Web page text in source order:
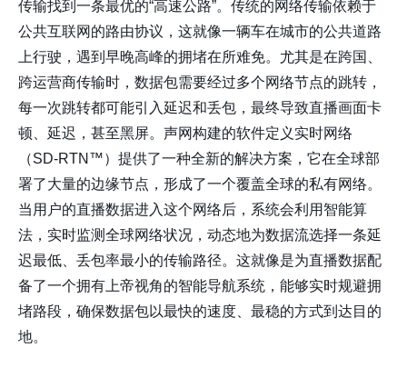
传输找到一条最优的“高速公路”。传统的网络传输依赖于
公共互联网的路由协议，这就像一辆车在城市的公共道路
上行驶，遇到早晚高峰的拥堵在所难免。尤其是在跨国、
跨运营商传输时，数据包需要经过多个网络节点的跳转，
每一次跳转都可能引入延迟和丢包，最终导致直播画面卡
顿、延迟，甚至黑屏。声网构建的软件定义实时网络
（SD-RTN™）提供了一种全新的解决方案，它在全球部
署了大量的边缘节点，形成了一个覆盖全球的私有网络。
当用户的直播数据进入这个网络后，系统会利用智能算
法，实时监测全球网络状况，动态地为数据流选择一条延
迟最低、丢包率最小的传输路径。这就像是为直播数据配
备了一个拥有上帝视角的智能导航系统，能够实时规避拥
堵路段，确保数据包以最快的速度、最稳的方式到达目的
地。